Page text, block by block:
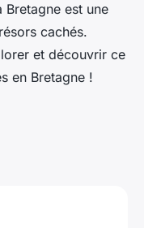
est une
cachés.
et découvrir ce
en Bretagne !